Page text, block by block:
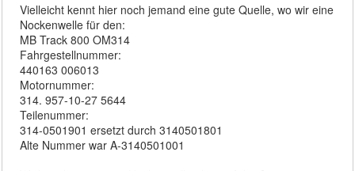
Vielleicht kennt hier noch jemand eine gute Quelle, wo wir eine
Nockenwelle für den:
MB Track 800 OM314
Fahrgestellnummer:
440163 006013
Motornummer:
314. 957-10-27 5644
Teilenummer:
314-0501901 ersetzt durch 3140501801
Alte Nummer war A-3140501001